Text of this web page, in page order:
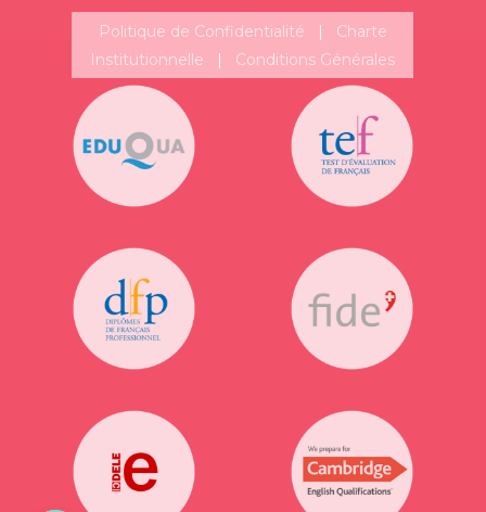
Plus de publications Suivez-nous!
Politique de Confidentialité | Charte
Institutionnelle | Conditions Générales